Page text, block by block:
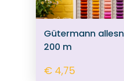
Gütermann
200 m
€ 4,75